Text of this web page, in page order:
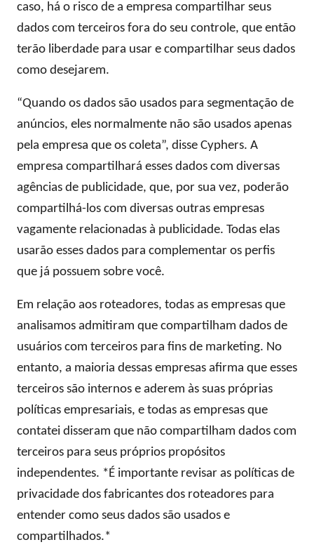
caso, há o risco de a empresa compartilhar seus
dados com terceiros fora do seu controle, que então
terão liberdade para usar e compartilhar seus dados
como desejarem.
“Quando os dados são usados ​​para segmentação de
anúncios, eles normalmente não são usados ​​apenas
pela empresa que os coleta”, disse Cyphers. A
empresa compartilhará esses dados com diversas
agências de publicidade, que, por sua vez, poderão
compartilhá-los com diversas outras empresas
vagamente relacionadas à publicidade. Todas elas
usarão esses dados para complementar os perfis
que já possuem sobre você.
Em relação aos roteadores, todas as empresas que
analisamos admitiram que compartilham dados de
usuários com terceiros para fins de marketing. No
entanto, a maioria dessas empresas afirma que esses
terceiros são internos e aderem às suas próprias
políticas empresariais, e todas as empresas que
contatei disseram que não compartilham dados com
terceiros para seus próprios propósitos
independentes. *É importante revisar as políticas de
privacidade dos fabricantes dos roteadores para
entender como seus dados são usados ​​e
compartilhados.*